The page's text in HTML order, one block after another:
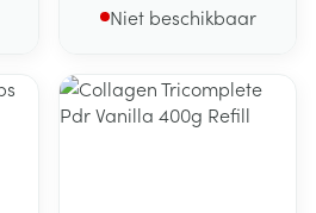
Niet beschikbaar